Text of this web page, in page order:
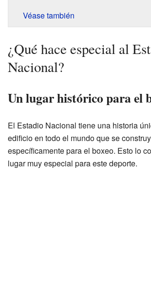
Véase también
¿Qué hace especial al
Nacional?
Un lugar histórico para el
El Estadio Nacional tiene una historia
edificio en todo el mundo que se
específicamente para el boxeo. Esto lo
lugar muy especial para este deporte.